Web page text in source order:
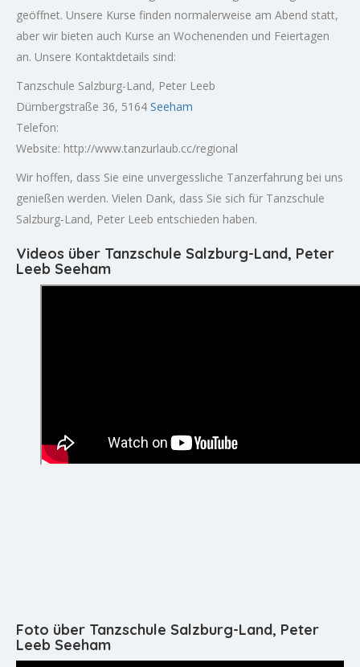
geöffnet. Unsere Kurse finden normalerweise am Abend statt,
aber wir bieten auch Kurse an Wochenenden und Feiertagen
an. Unsere Kontaktdetails sind:
Tanzschule Salzburg-Land, Peter Leeb
Dürnbergstraße 36, 5164 Seeham
Telefon:
Website: http://www.tanzurlaub.cc/regional
Wir hoffen, dass Sie eine unvergessliche Tanzerfahrung bei uns
genießen werden. Vielen Dank, dass Sie sich für Tanzschule
Salzburg-Land, Peter Leeb entschieden haben.
Videos über Tanzschule Salzburg-Land, Peter
Leeb Seeham
Foto über Tanzschule Salzburg-Land, Peter
Leeb Seeham